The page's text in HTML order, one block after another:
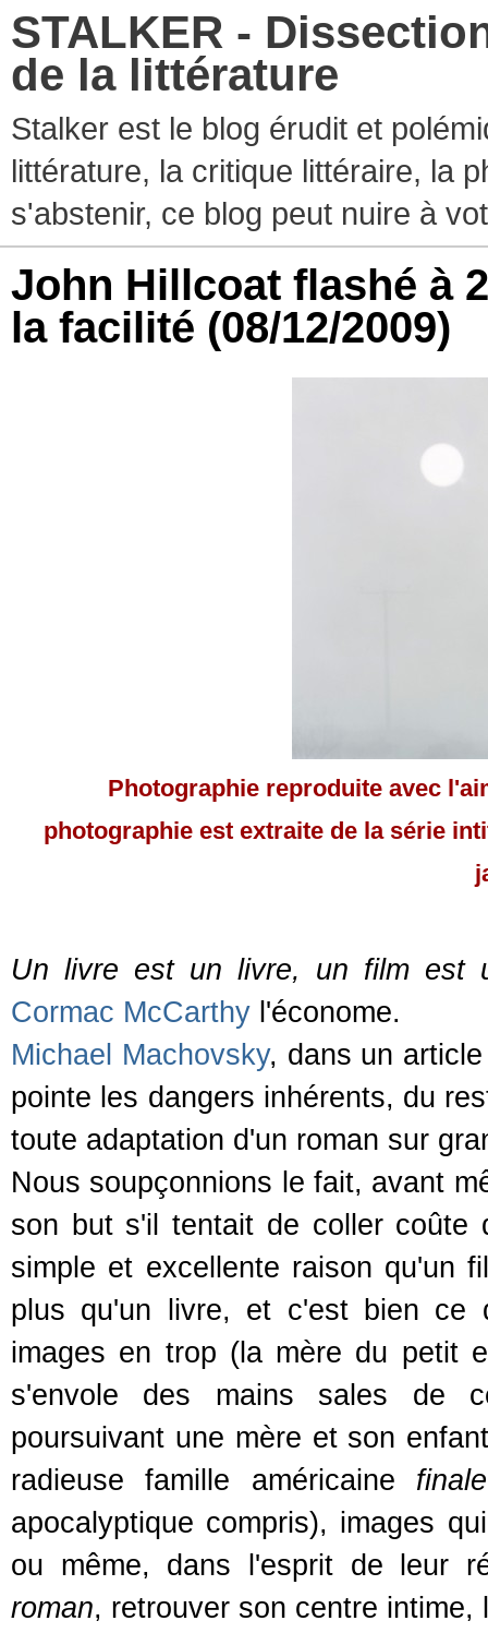
STALKER -
de la littérature
Stalker est le blog érudit et
littérature, la critique littéraire, la
s'abstenir, ce blog peut nuire à
John Hillcoat flashé à
la facilité (08/12/2009)
Photographie reproduite avec
photographie est extraite de la série
Un livre est un livre, un film est
Cormac McCarthy l'économe.
Michael Machovsky, dans un
pointe les dangers inhérents, du
toute adaptation d'un roman sur
Nous soupçonnions le fait, avant
son but s'il tentait de coller coûte
simple et excellente raison qu'un
plus qu'un livre, et c'est bien ce
images en trop (la mère du petit
s'envole des mains sales de
poursuivant une mère et son
radieuse famille américaine finale
apocalyptique compris), images
ou même, dans l'esprit de leur
roman, retrouver son centre intime,